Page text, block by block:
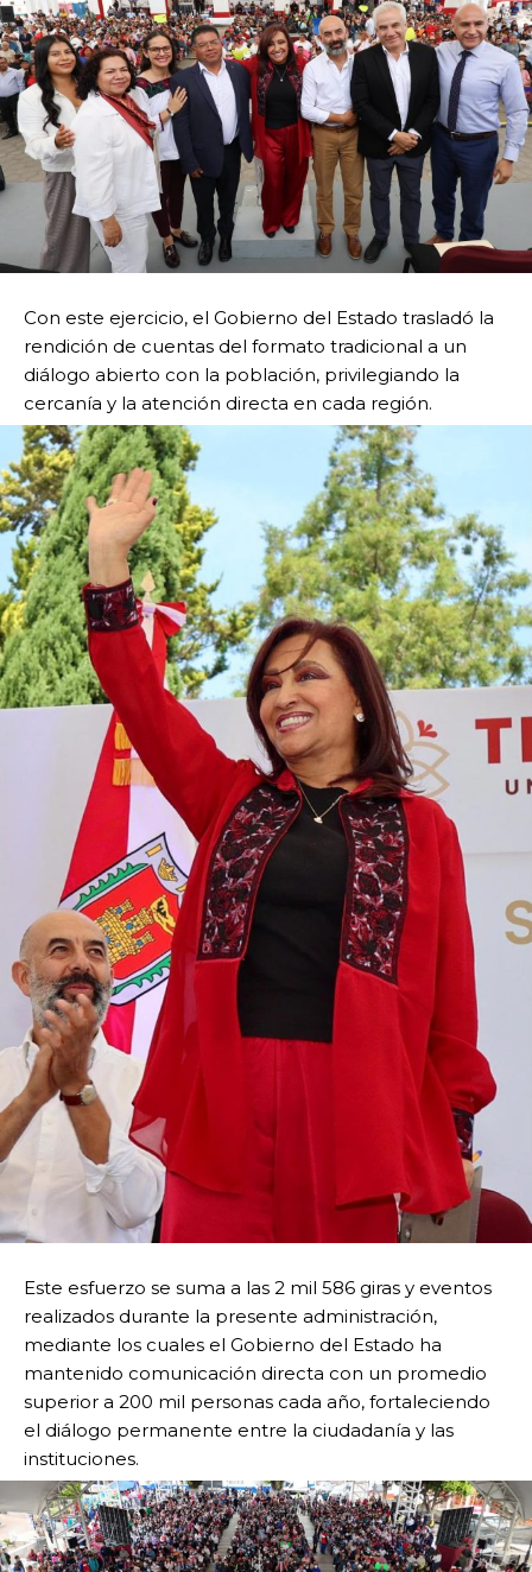
Con este ejercicio, el Gobierno del Estado trasladó la
rendición de cuentas del formato tradicional a un
diálogo abierto con la población, privilegiando la
cercanía y la atención directa en cada región.
Este esfuerzo se suma a las 2 mil 586 giras y eventos
realizados durante la presente administración,
mediante los cuales el Gobierno del Estado ha
mantenido comunicación directa con un promedio
superior a 200 mil personas cada año, fortaleciendo
el diálogo permanente entre la ciudadanía y las
instituciones.